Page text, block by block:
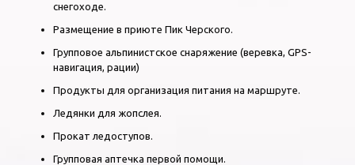
снегоходе.
Размещение в приюте Пик Черского.
Групповое альпинистское снаряжение (веревка, GPS-
навигация, рации)
Продукты для организация питания на маршруте.
Ледянки для жопслея.
Прокат ледоступов.
Групповая аптечка первой помощи.